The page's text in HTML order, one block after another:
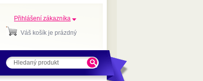
Váš košík je prázdný
Přihlášení zákazníka